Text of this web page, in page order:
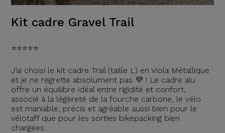
Kit cadre Gravel Trail
⭐️⭐️⭐️⭐️⭐️
J’ai choisi le kit cadre Trail (taille L) en Viola Métallique
et je ne regrette absolument pas 💜 ! Le cadre alu
offre un équilibre idéal entre rigidité et confort,
associé à la légèreté de la fourche carbone, le vélo
est maniable, précis et agréable aussi bien pour le
vélotaff que pour les sorties bikepacking bien
chargées.